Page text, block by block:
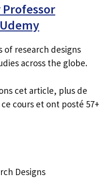
of research designs
across the globe.
cet article, plus de
cours et ont posté 57+
Designs